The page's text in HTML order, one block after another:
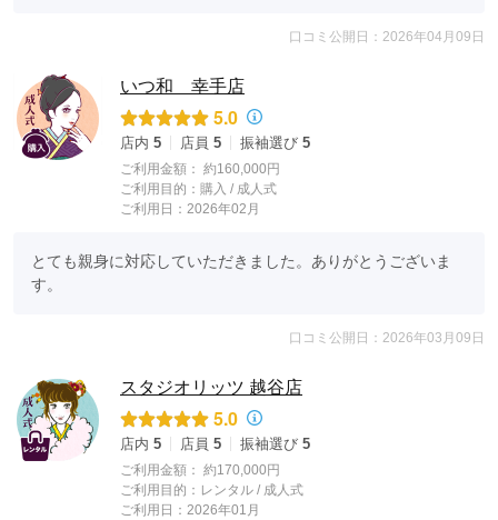
口コミ公開日：2026年04月09日
いつ和 幸手店
5.0
店内 5 店員 5 振袖選び 5
ご利用金額： 約160,000円
ご利用目的： 購入 / 成人式
ご利用日：2026年02月
とても親身に対応していただきました。ありがとうございま
す。
口コミ公開日：2026年03月09日
スタジオリッツ 越谷店
5.0
店内 5 店員 5 振袖選び 5
ご利用金額： 約170,000円
ご利用目的： レンタル / 成人式
ご利用日：2026年01月